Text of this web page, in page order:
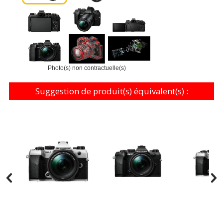
Photo(s) non contractuelle(s)
Suggestion de produit(s) équivalent(s) :